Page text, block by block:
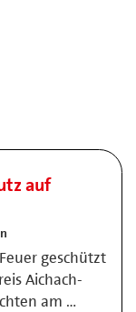
auf
geschützt
Aichach-
am …